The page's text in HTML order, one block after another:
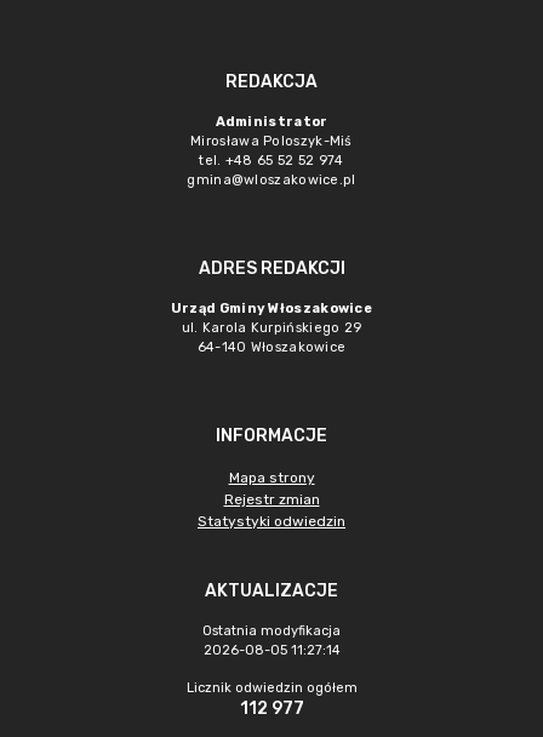
REDAKCJA
Administrator
Mirosława Poloszyk-Miś
tel. +48 65 52 52 974
gmina@wloszakowice.pl
ADRES REDAKCJI
Urząd Gminy Włoszakowice
ul. Karola Kurpińskiego 29
64-140 Włoszakowice
INFORMACJE
Mapa strony
Rejestr zmian
Statystyki odwiedzin
AKTUALIZACJE
Ostatnia modyfikacja
2026-08-05 11:27:14
Licznik odwiedzin ogółem
112 977